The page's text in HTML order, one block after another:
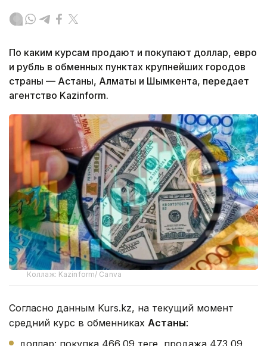
По каким курсам продают и покупают доллар, евро
и рубль в обменных пунктах крупнейших городов
страны — Астаны, Алматы и Шымкента, передает
агентство Kazinform.
Коллаж: Kazinform/ Canva
Согласно данным Kurs.kz, на текущий момент
средний курс в обменниках Астаны:
доллар: покупка 466,09 теңге, продажа 473,09